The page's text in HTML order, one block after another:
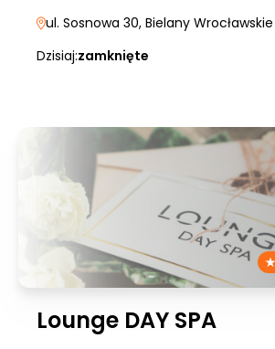
ul. Sosnowa 30, Bielany Wrocławskie
Dzisiaj:zamknięte
Lounge DAY SPA